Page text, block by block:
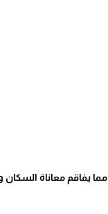
يفاقم معاناة السكان